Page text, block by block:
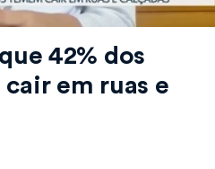
42% dos
em ruas e